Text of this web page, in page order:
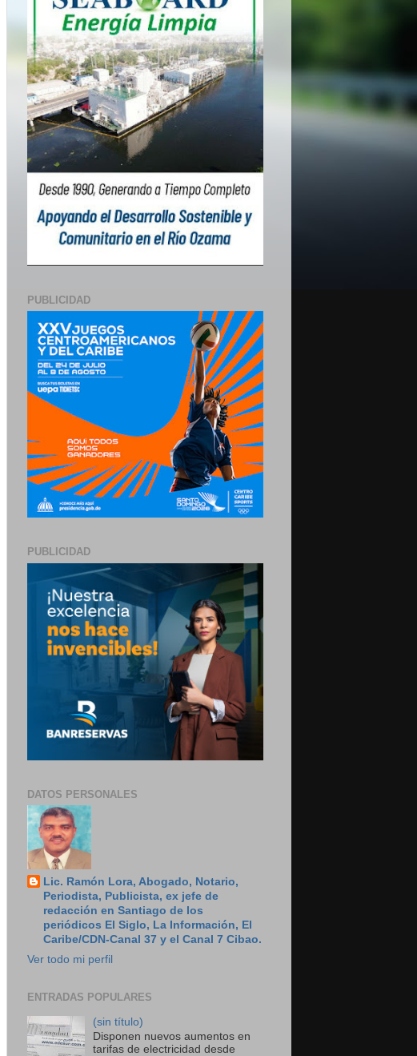
PUBLICIDAD
PUBLICIDAD
DATOS PERSONALES
Lic. Ramón Lora, Abogado, Notario,
Periodista, Publicista, ex jefe de
redacción en Santiago de los
periódicos El Siglo, La Información, El
Caribe/CDN-Canal 37 y el Canal 7 Cibao.
Ver todo mi perfil
ENTRADAS POPULARES
(sin título)
Disponen nuevos aumentos en
tarifas de electricidad desde